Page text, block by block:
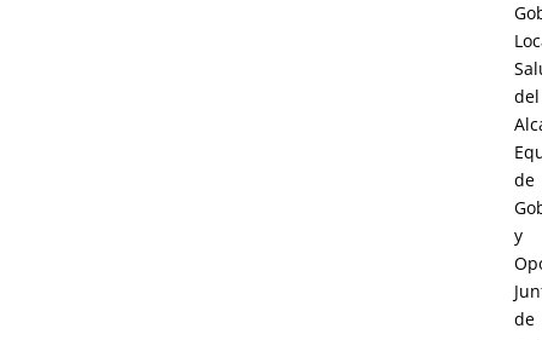
del
de
y
de